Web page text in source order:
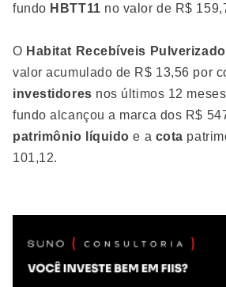
fundo HBTT11 no valor de R$
O Habitat Recebíveis
valor acumulado de R$ 13,56 por
investidores nos últimos 12
fundo alcançou a marca dos R$
patrimônio líquido e a cota
101,12.